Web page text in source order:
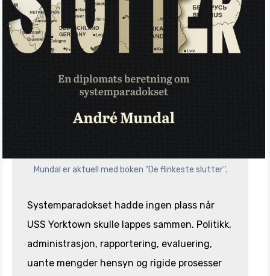
Mundal er aktuell med boken "De flinkeste slutter".
Systemparadokset hadde ingen plass når
USS Yorktown skulle lappes sammen. Politikk,
administrasjon, rapportering, evaluering,
uante mengder hensyn og rigide prosesser